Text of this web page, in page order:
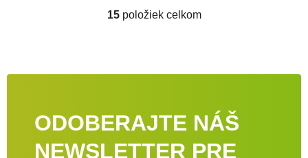
Ovládacie prvky výpisu
15položiek celkom
ODOBERAJTE NÁŠ
NEWSLETTER PRE